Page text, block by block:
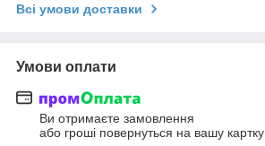
Всі умови доставки
Умови оплати
Ви отримаєте замовлення
або гроші повернуться на вашу картку